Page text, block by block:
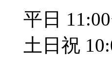
平日
土日祝